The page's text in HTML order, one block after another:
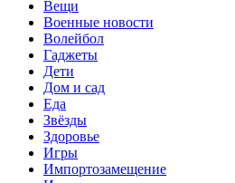
Вещи
Военные новости
Волейбол
Гаджеты
Дети
Дом и сад
Еда
Звёзды
Здоровье
Игры
Импортозамещение